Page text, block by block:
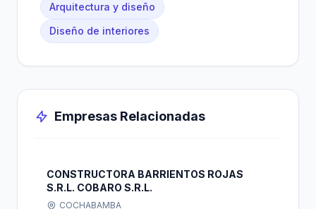
Arquitectura y diseño
Diseño de interiores
Empresas Relacionadas
CONSTRUCTORA BARRIENTOS ROJAS
S.R.L. COBARO S.R.L.
COCHABAMBA